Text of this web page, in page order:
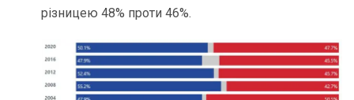
різницею 48% проти 46%.